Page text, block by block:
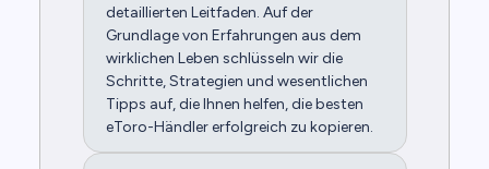
detaillierten Leitfaden. Auf der
Grundlage von Erfahrungen aus dem
wirklichen Leben schlüsseln wir die
Schritte, Strategien und wesentlichen
Tipps auf, die Ihnen helfen, die besten
eToro-Händler erfolgreich zu kopieren.